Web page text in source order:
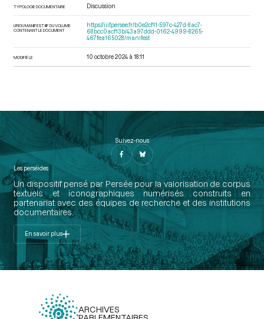
TYPOLOGIE DOCUMENTAIRE Discussion
URI DU MANIFEST IIIF DU VOLUME
CONTENANT LE DOCUMENT
https://iiif.persee.fr/b0e2cf11-597c-427d-8ac7-
68bcc0acf13b/43a97ddd-0162-4999-8265-
467fea165028/manifest
MODIFIÉ LE 10 octobre 2024 à 18:11
Suivez-nous
Les perséides
Un dispositif pensé par Persée pour la valorisation de corpus
textuels et iconographiques numérisés construits en
partenariat avec des équipes de recherche et des institutions
documentaires.
En savoir plus
ARCHIVES